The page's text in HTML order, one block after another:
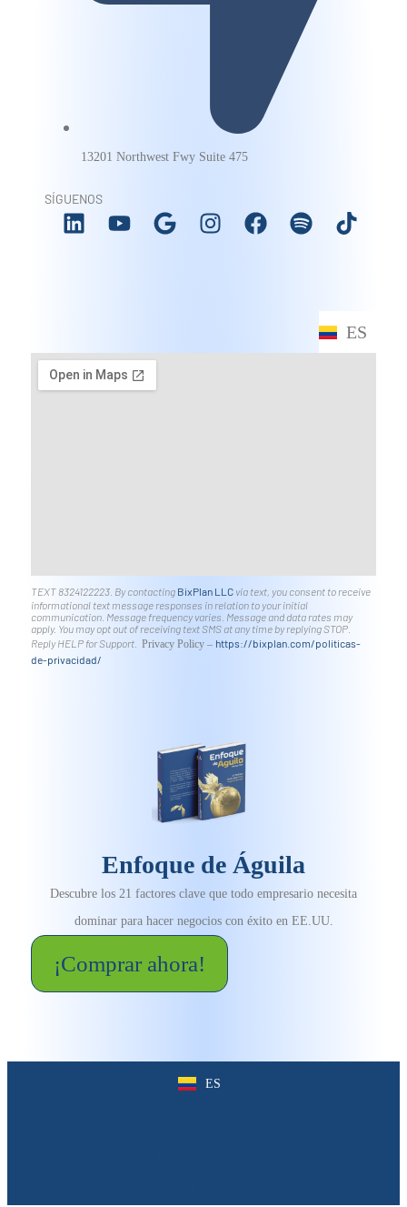
Enfoque de Águila
Descubre los 21 factores clave que todo empresario necesita
dominar para hacer negocios con éxito en EE.UU.
¡Comprar ahora!
13201 Northwest Fwy Suite 475
SÍGUENOS
ES
EN
TEXT 8324122223. By contacting BixPlan LLCvia text, you consent to receive
informational text message responses in relation to your initial
communication. Message frequency varies. Message and data rates may
apply. You may opt out of receiving text SMS at any time by replying STOP.
Reply HELP for Support. Privacy Policy – https://bixplan.com/politicas-
de-privacidad/
ES
EN